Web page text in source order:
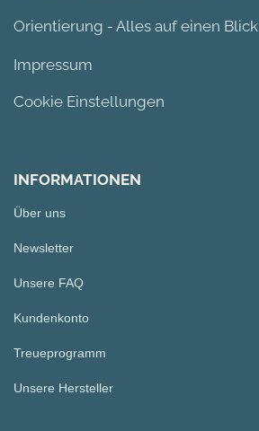
Orientierung - Alles auf einen Blick
Impressum
Cookie Einstellungen
INFORMATIONEN
Über uns
Newsletter
Unsere FAQ
Kundenkonto
Treueprogramm
Unsere Hersteller